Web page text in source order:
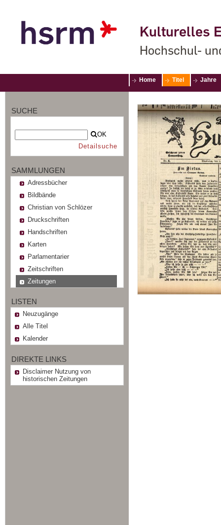
Kulturelles
Hochschul-
Home Titel Jahre
SUCHE
OK
Detailsuche
SAMMLUNGEN
Adressbücher
Bildbände
Christian von Schlözer
Druckschriften
Handschriften
Karten
Parlamentarier
Zeitschriften
Zeitungen
LISTEN
Neuzugänge
Alle Titel
Kalender
DIREKTE LINKS
Disclaimer Nutzung von
historischen Zeitungen